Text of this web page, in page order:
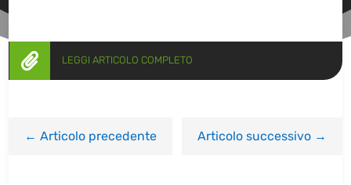
 LEGGI ARTICOLO COMPLETO
←Articolo precedente Articolo successivo→